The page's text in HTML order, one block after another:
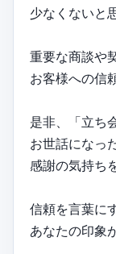
少なくないと
重要な商談や
お客様への信
是非、「立ち
お世話になっ
感謝の気持ち
信頼を言葉に
あなたの印象